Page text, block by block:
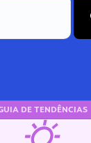
DE TENDÊNCIAS